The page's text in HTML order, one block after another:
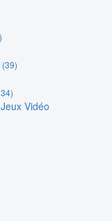
(39)
Vidéo